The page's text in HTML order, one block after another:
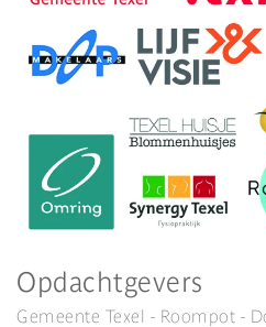
Opdachtgevers
Gemeente Texel - Roompot -